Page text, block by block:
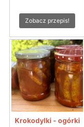
Zobacz przepis!
Krokodylki - ogórki